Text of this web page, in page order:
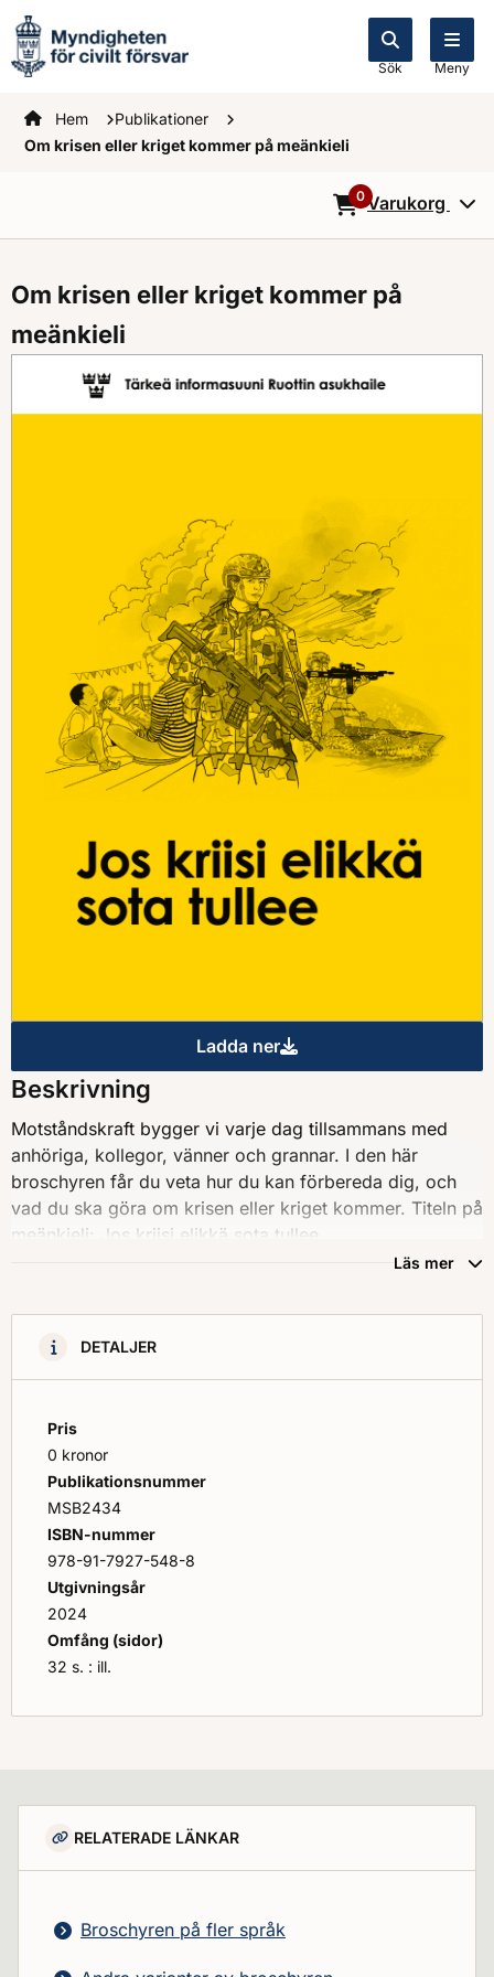
Sök Meny
Startsidan
Hem
Publikationer
Om krisen eller kriget kommer på meänkieli
0Varukorg
Om krisen eller kriget kommer på
meänkieli
Ladda ner
Om krisen eller kriget
Beskrivning
Motståndskraft bygger vi varje dag tillsammans med
anhöriga, kollegor, vänner och grannar. I den här
broschyren får du veta hur du kan förbereda dig, och
vad du ska göra om krisen eller kriget kommer. Titeln på
meänkieli: Jos kriisi elikkä sota tullee
Läs mer
DETALJER
Pris
0 kronor
Publikationsnummer
MSB2434
ISBN-nummer
978-91-7927-548-8
Utgivningsår
2024
Omfång (sidor)
32 s. : ill.
RELATERADE LÄNKAR
Broschyren på fler språk